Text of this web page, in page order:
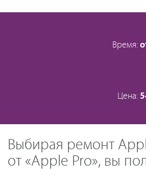
Время:
Цена:
Выбирая ремонт
от «Apple Pro», вы